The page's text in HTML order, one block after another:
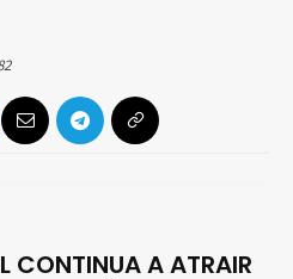
CONTINUA A ATRAIR